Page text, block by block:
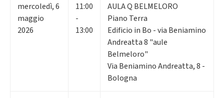
mercoledì,6
maggio
2026
11:00
-
13:00
AULA Q BELMELORO
Piano Terra
Edificio in Bo - via Beniamino
Andreatta 8 "aule
Belmeloro"
Via Beniamino Andreatta, 8 -
Bologna